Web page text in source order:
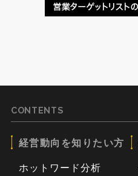
CONTENTS
経営動向を知りたい方
ホットワード分析